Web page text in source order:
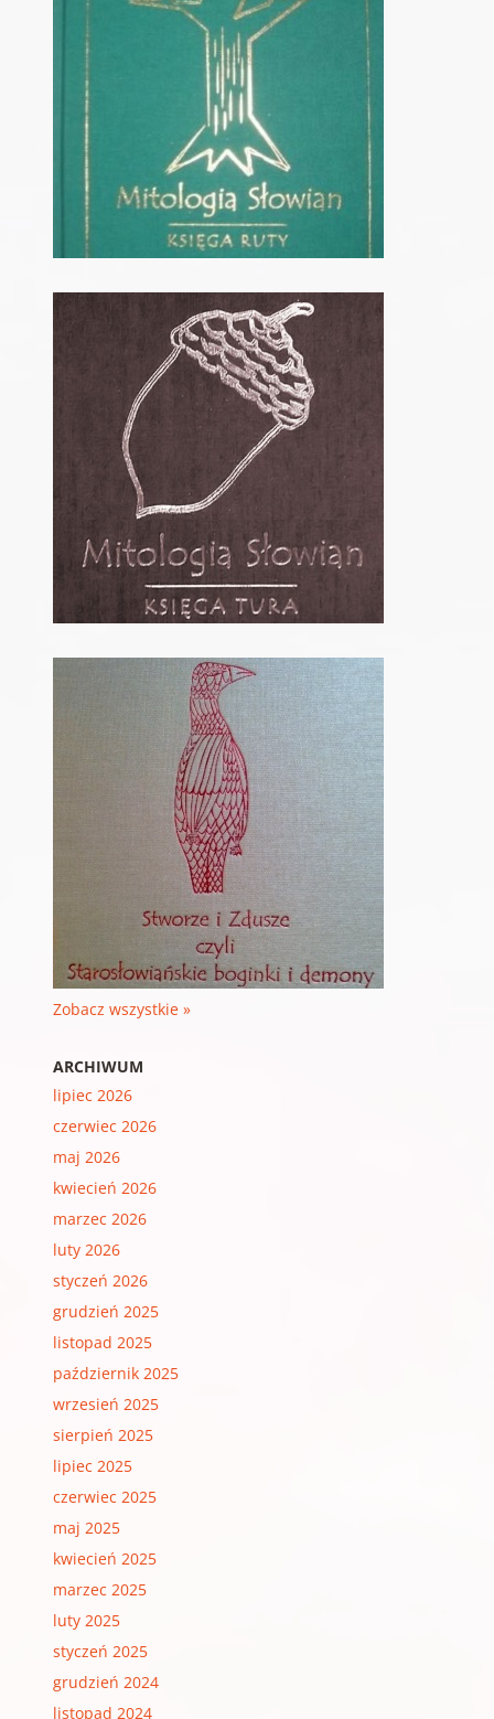
Zobacz wszystkie »
ARCHIWUM
lipiec 2026
czerwiec 2026
maj 2026
kwiecień 2026
marzec 2026
luty 2026
styczeń 2026
grudzień 2025
listopad 2025
październik 2025
wrzesień 2025
sierpień 2025
lipiec 2025
czerwiec 2025
maj 2025
kwiecień 2025
marzec 2025
luty 2025
styczeń 2025
grudzień 2024
listopad 2024